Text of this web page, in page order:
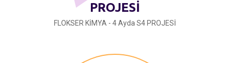
PROJESİ
FLOKSER KİMYA - 4 Ayda S4 PROJESİ